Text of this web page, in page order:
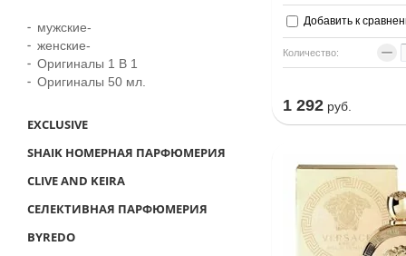
Добавить к
Количество: −
1 292 руб.
мужские-
женские-
Оригиналы 1 В 1
Оригиналы 50 мл.
EXCLUSIVE
SHAIK НОМЕРНАЯ ПАРФЮМЕРИЯ
CLIVE AND KEIRA
СЕЛЕКТИВНАЯ ПАРФЮМЕРИЯ
BYREDO